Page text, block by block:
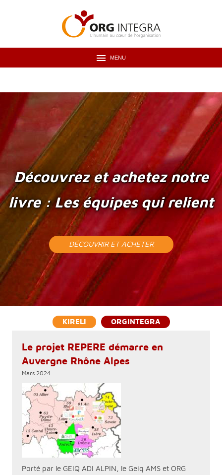
MENU
Découvrez et achetez notre
livre : Les équipes qui relient
DÉCOUVRIR ET ACHETER
KIRELI ORGINTEGRA
Le projet REPERE démarre en
Auvergne Rhône Alpes
Mars 2024
Porté par le GEIQ ADI ALPIN, le Geiq AMS et ORG